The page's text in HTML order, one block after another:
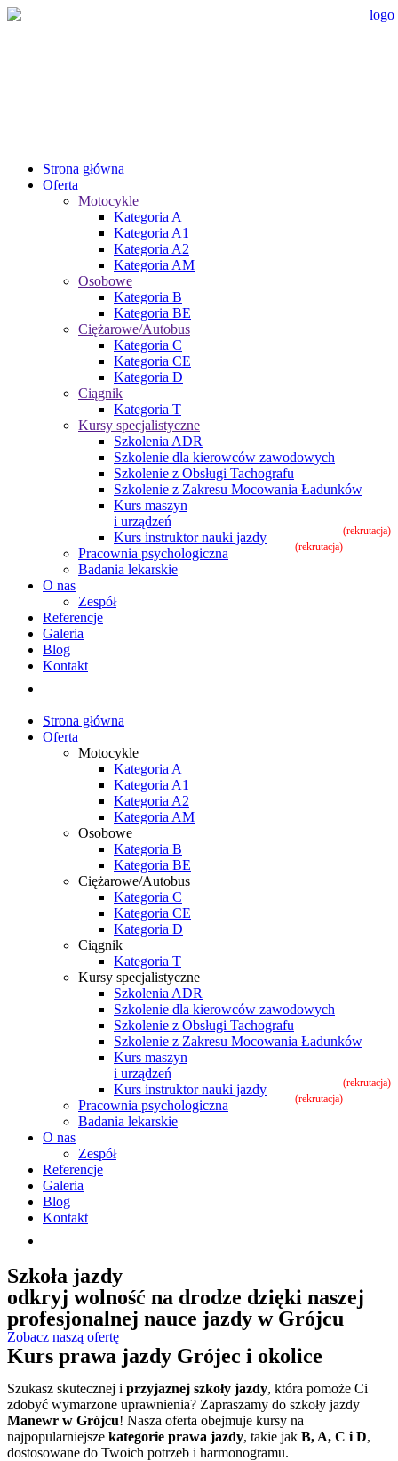
Strona główna
Oferta
Motocykle
Kategoria A
Kategoria A1
Kategoria A2
Kategoria AM
Osobowe
Kategoria B
Kategoria BE
Ciężarowe/Autobus
Kategoria C
Kategoria CE
Kategoria D
Ciągnik
Kategoria T
Kursy specjalistyczne
Szkolenia ADR
Szkolenie dla kierowców zawodowych
Szkolenie z Obsługi Tachografu
Szkolenie z Zakresu Mocowania Ładunków
Kurs maszyn
i urządzeń
(rekrutacja)
Kurs instruktor nauki jazdy
(rekrutacja)
Pracownia psychologiczna
Badania lekarskie
O nas
Zespół
Referencje
Galeria
Blog
Kontakt
Strona główna
Oferta
Motocykle
Kategoria A
Kategoria A1
Kategoria A2
Kategoria AM
Osobowe
Kategoria B
Kategoria BE
Ciężarowe/Autobus
Kategoria C
Kategoria CE
Kategoria D
Ciągnik
Kategoria T
Kursy specjalistyczne
Szkolenia ADR
Szkolenie dla kierowców zawodowych
Szkolenie z Obsługi Tachografu
Szkolenie z Zakresu Mocowania Ładunków
Kurs maszyn
i urządzeń
(rekrutacja)
Kurs instruktor nauki jazdy
(rekrutacja)
Pracownia psychologiczna
Badania lekarskie
O nas
Zespół
Referencje
Galeria
Blog
Kontakt
Szkoła jazdy
odkryj wolność na drodze dzięki naszej
profesjonalnej nauce jazdy w Grójcu
Zobacz naszą ofertę
Kurs prawa jazdy Grójec i okolice
Szukasz skutecznej i przyjaznej szkoły jazdy, która pomoże Ci
zdobyć wymarzone uprawnienia? Zapraszamy do szkoły jazdy
Manewr w Grójcu! Nasza oferta obejmuje kursy na
najpopularniejsze kategorie prawa jazdy, takie jak B, A, C i D,
dostosowane do Twoich potrzeb i harmonogramu.